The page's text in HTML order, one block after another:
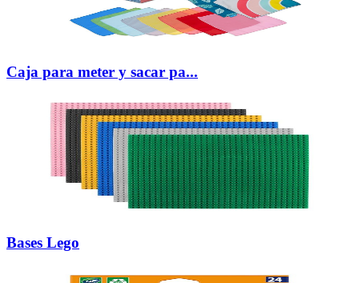
Caja para meter y sacar pa...
Bases Lego